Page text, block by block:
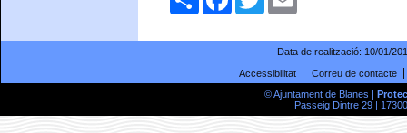
Data de realització: 10/01/
Accessibilitat
Correu de contacte
© Ajuntament de Blanes |
Passeig Dintre 29 |